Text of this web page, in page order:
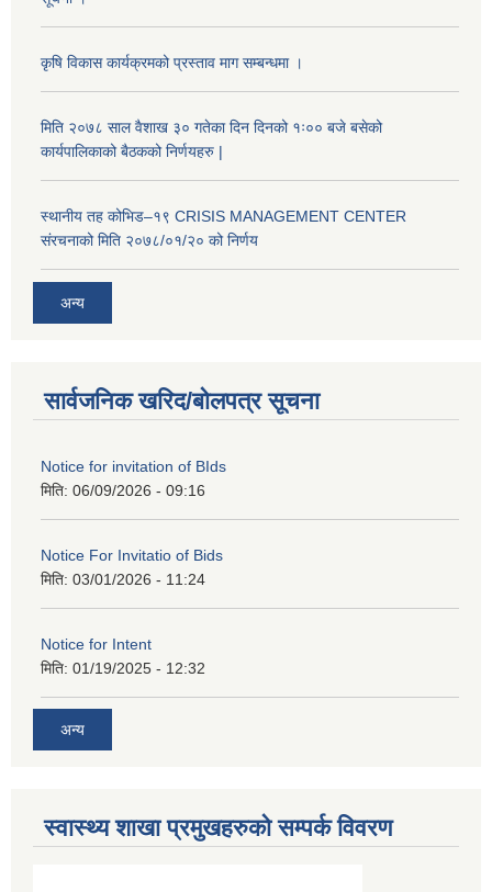
कृषि विकास कार्यक्रमको प्रस्ताव माग सम्बन्धमा ।
मिति २०७८ साल वैशाख ३० गतेका दिन दिनको १ः०० बजे बसेको
कार्यपालिकाको बैठकको निर्णयहरु |
स्थानीय तह कोभिड–१९ CRISIS MANAGEMENT CENTER
संरचनाको मिति २०७८/०१/२० को निर्णय
अन्य
सार्वजनिक खरिद/बोलपत्र सूचना
Notice for invitation of BIds
मिति: 06/09/2026 - 09:16
Notice For Invitatio of Bids
मिति: 03/01/2026 - 11:24
Notice for Intent
मिति: 01/19/2025 - 12:32
अन्य
स्वास्थ्य शाखा प्रमुखहरुको सम्पर्क विवरण